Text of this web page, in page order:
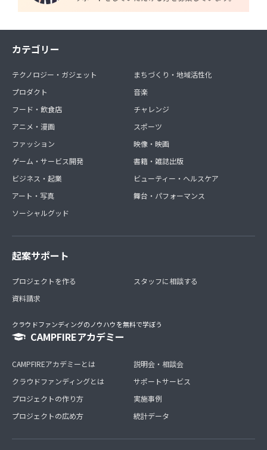
カテゴリー
テクノロジー・ガジェット
プロダクト
フード・飲食店
アニメ・漫画
ファッション
ゲーム・サービス開発
ビジネス・起業
アート・写真
ソーシャルグッド
まちづくり・地域活性化
音楽
チャレンジ
スポーツ
映像・映画
書籍・雑誌出版
ビューティー・ヘルスケア
舞台・パフォーマンス
起案サポート
プロジェクトを作る
資料請求
スタッフに相談する
クラウドファンディングのノウハウを無料で学ぼう
CAMPFIREアカデミー
CAMPFIREアカデミーとは
クラウドファンディングとは
プロジェクトの作り方
プロジェクトの広め方
説明会・相談会
サポートサービス
実施事例
統計データ